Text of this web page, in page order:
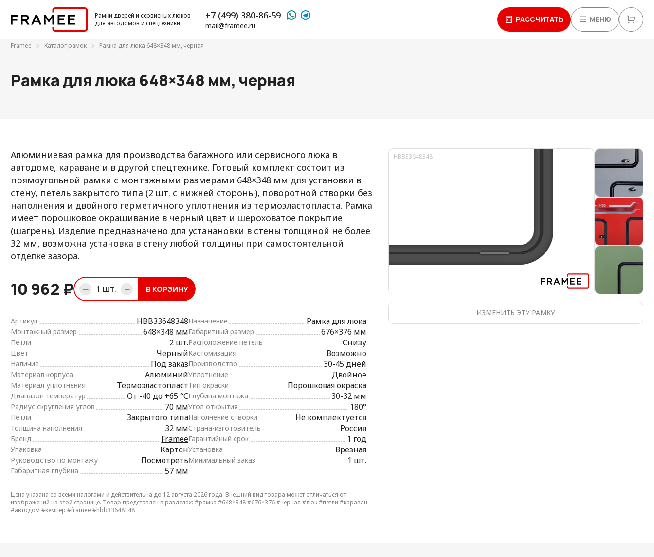
Рамки дверей и сервисных люков
для автодомов и спецтехники
+7 (499) 380-86-59
mail@framee.ru
РАССЧИТАТЬ МЕНЮ
Framee Каталог рамок Рамка для люка 648×348 мм, черная
Рамка для люка 648×348 мм, черная
HBB33648348
ИЗМЕНИТЬ ЭТУ РАМКУ
Алюминиевая рамка для производства багажного или сервисного люка в
автодоме, караване и в другой спецтехнике. Готовый комплект состоит из
прямоугольной рамки с монтажными размерами 648×348 мм для установки в
стену, петель закрытого типа (2 шт. с нижней стороны), поворотной створки без
наполнения и двойного герметичного уплотнения из термоэластопласта. Рамка
имеет порошковое окрашивание в черный цвет и шероховатое покрытие
(шагрень). Изделие предназначено для устанановки в стены толщиной не более
32 мм, возможна установка в стену любой толщины при самостоятельной
отделке зазора.
10 962 ₽ 1 шт. В КОРЗИНУ
В корзине
Артикул HBB33648348Назначение Рамка для люка
Монтажный размер 648×348 ммГабаритный размер 676×376 мм
Петли 2 шт.Расположение петель Снизу
Цвет ЧерныйКастомизация Возможно
Наличие Под заказПроизводство 30-45 дней
Материал корпуса АлюминийУплотнение Двойное
Материал уплотнения ТермоэластопластТип окраски Порошковая окраска
Диапазон температур От -40 до +65 °СГлубина монтажа 30-32 мм
Радиус скругления углов 70 ммУгол открытия 180°
Петли Закрытого типаНаполнение створки Не комплектуется
Толщина наполнения 32 ммСтрана-изготовитель Россия
Бренд FrameeГарантийный срок 1 год
Упаковка КартонУстановка Врезная
Руководство по монтажу ПосмотретьМинимальный заказ 1 шт.
Габаритная глубина 57 мм
Цена указана со всеми налогами и действительна до 12 августа 2026 года. Внешний вид товара может отличаться от
изображений на этой странице. Товар представлен в разделах: #рамка #648×348#676×376#черная #люк#петли #караван
#автодом #кемпер #framee #hbb33648348